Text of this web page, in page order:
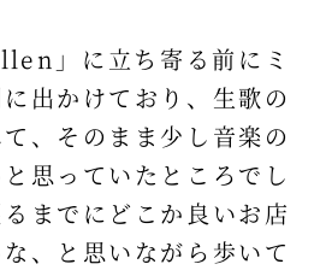
」に立ち寄る前にミ
出かけており、生歌の
、そのまま少し音楽の
思っていたところでし
までにどこか良いお店
、と思いながら歩いて